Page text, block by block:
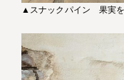
▲スナックパイン 果実を